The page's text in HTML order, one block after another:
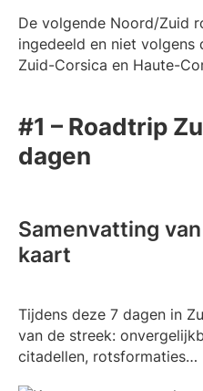
De volgende Noord/Zuid
ingedeeld en niet
Zuid-Corsica en Haute-
#1 – Roadtrip
dagen
Samenvatting
kaart
Tijdens deze 7 dagen in
van de streek:
citadellen, rotsformaties…